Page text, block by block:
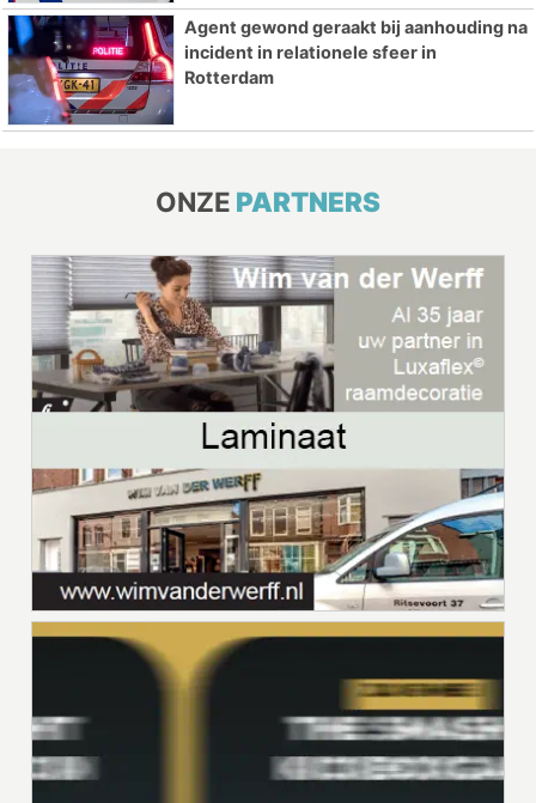
Agent gewond geraakt bij aanhouding na
incident in relationele sfeer in
Rotterdam
ONZE PARTNERS